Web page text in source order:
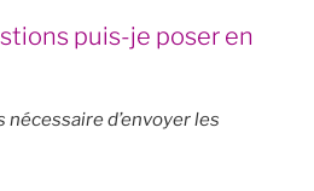
puis-je poser en
nécessaire d’envoyer les